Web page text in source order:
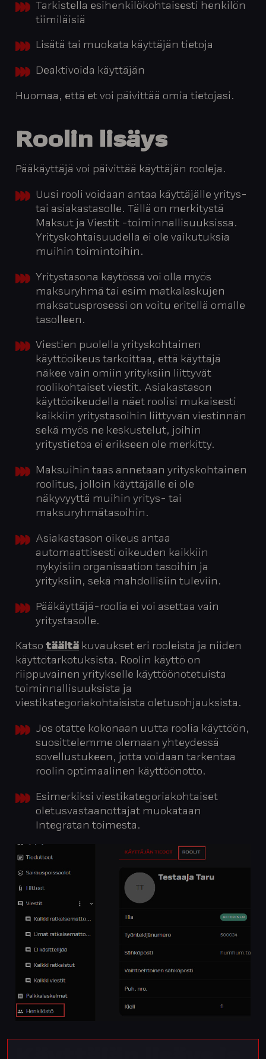
Tarkistella esihenkilökohtaisesti henkilön
tiimiläisiä
Lisätä tai muokata käyttäjän tietoja
Deaktivoida käyttäjän
Huomaa, että et voi päivittää omia tietojasi.
Roolin lisäys
Pääkäyttäjä voi päivittää käyttäjän rooleja.
Uusi rooli voidaan antaa käyttäjälle yritys-
tai asiakastasolle. Tällä on merkitystä
Maksut ja Viestit -toiminnallisuuksissa.
Yrityskohtaisuudella ei ole vaikutuksia
muihin toimintoihin.
Yritystasona käytössä voi olla myös
maksuryhmä tai esim matkalaskujen
maksatusprosessi on voitu eritellä omalle
tasolleen.
Viestien puolella yrityskohtainen
käyttöoikeus tarkoittaa, että käyttäjä
näkee vain omiin yrityksiin liittyvät
roolikohtaiset viestit. Asiakastason
käyttöoikeudella näet roolisi mukaisesti
kaikkiin yritystasoihin liittyvän viestinnän
sekä myös ne keskustelut, joihin
yritystietoa ei erikseen ole merkitty.
Maksuihin taas annetaan yrityskohtainen
roolitus, jolloin käyttäjälle ei ole
näkyvyyttä muihin yritys- tai
maksuryhmätasoihin.
Asiakastason oikeus antaa
automaattisesti oikeuden kaikkiin
nykyisiin organisaation tasoihin ja
yrityksiin, sekä mahdollisiin tuleviin.
Pääkäyttäjä-roolia ei voi asettaa vain
yritystasolle.
Katsotäältä kuvaukset eri rooleista ja niiden
käyttötarkotuksista. Roolin käyttö on
riippuvainen yritykselle käyttöönotetuista
toiminnallisuuksista ja
viestikategoriakohtaisista oletusohjauksista.
Jos otatte kokonaan uutta roolia käyttöön,
suosittelemme olemaan yhteydessä
sovellustukeen, jotta voidaan tarkentaa
roolin optimaalinen käyttöönotto.
Esimerkiksi viestikategoriakohtaiset
oletusvastaanottajat muokataan
Integratan toimesta.